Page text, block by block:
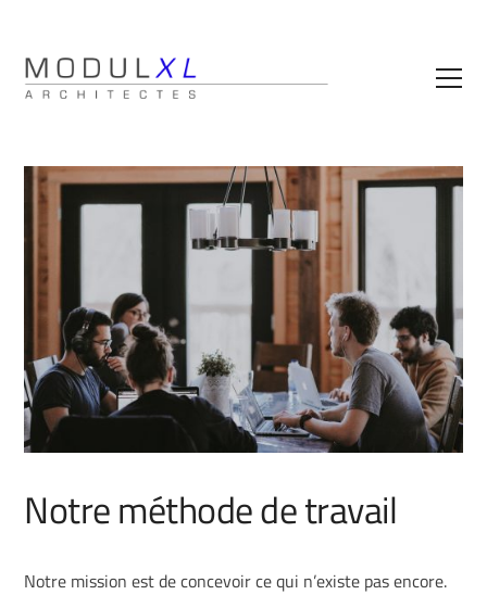
Notre méthode de travail
Notre mission est de concevoir ce qui n’existe pas encore.